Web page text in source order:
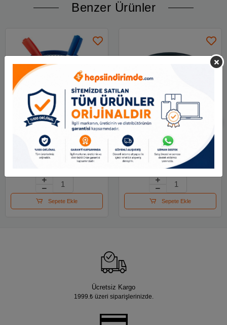
Benzer Ürünler
Mas Kalemlik Metal
Perforeli Silindir Mavi
Sepete Ekle
Mas Perfore Ataşlık
Siyah
62.99 TL
Sepete Ekle
Ücretsiz Kargo
1999.₺ üzeri siparişlerinizde.